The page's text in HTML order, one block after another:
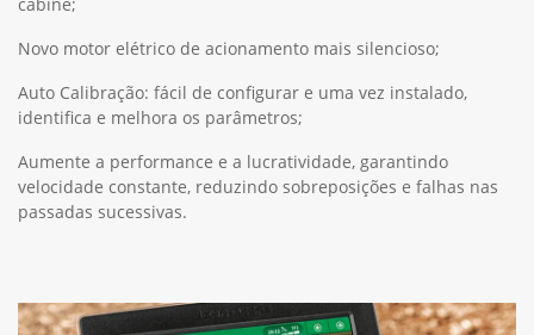
cabine;
Novo motor elétrico de acionamento mais silencioso;
Auto Calibração: fácil de configurar e uma vez instalado,
identifica e melhora os parâmetros;
Aumente a performance e a lucratividade, garantindo
velocidade constante, reduzindo sobreposições e falhas nas
passadas sucessivas.